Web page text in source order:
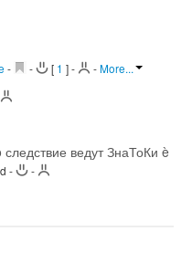
- - [ 1 ]- -More...
ведут ЗнаТоКи è
- -